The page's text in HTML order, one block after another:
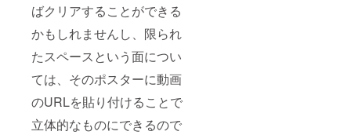
ばクリアすることができる
かもしれませんし、限られ
たスペースという面につい
ては、そのポスターに動画
のURLを貼り付けることで
立体的なものにできるので